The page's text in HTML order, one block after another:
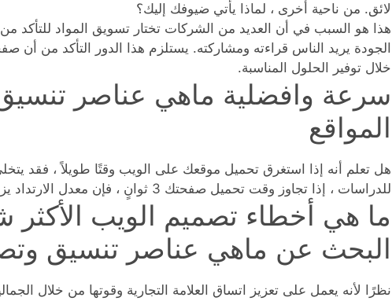
لائق. من ناحية أخرى ، لماذا يأتي ضيوفك إليك؟
هذا هو السبب في أن العديد من الشركات تختار تسويق المواد للتأكد
الجودة يريد الناس قراءته ومشاركته. يستلزم هذا الدور التأكد من أن
خلال توفير الحلول المناسبة.
سرعة وافضلية ماهي عناصر
المواقع
هل تعلم أنه إذا استغرق تحميل موقعك على الويب وقتًا طويلاً ، فقد
للدراسات ، إذا تجاوز وقت تحميل صفحتك 3 ثوانٍ ، فإن معدل الارتداد يزيد بنسبة 38٪. هذه كارثة.
ما هي أخطاء تصميم الويب الأكثر
البحث عن ماهي عناصر تنسيق
نظرًا لأنه يعمل على تعزيز اتساق العلامة التجارية وقوتها من خلال